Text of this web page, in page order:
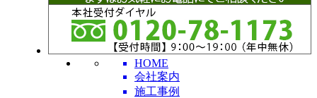
HOME
会社案内
施工事例